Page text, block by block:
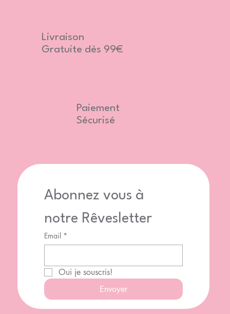
Abonnez vous à
notre Rêvesletter
Email *
Oui je souscris!
Envoyer
Livraison
Gratuite dès 99€
Paiement
Sécurisé